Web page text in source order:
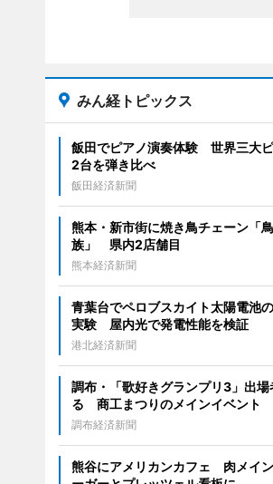
みん経トピックス
飯田でピアノ演奏体験 世界三大
2台を弾き比べ
飯田経済新聞
熊本・新市街に焼き鳥チェーン「
族」 県内2店舗目
熊本経済新聞
青葉台でペロブスカイト太陽電池
実験 屋内光で発電性能を検証
港北経済新聞
調布・「歌好きグランプリ3」出場
る 商工まつりのメインイベント
調布経済新聞
熊谷にアメリカンカフェ 肉メイ